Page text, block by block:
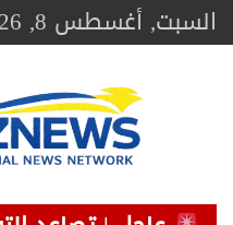
Skip
toالسبت, أغسطس 8, 2026
BAZNEWS
شبكة باز الإخبارية